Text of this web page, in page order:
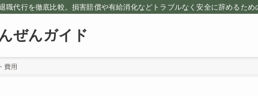
職代行を徹底比較。損害賠償や有給消化などトラブルなく安全に辞めるため
ぜんガイド
費用